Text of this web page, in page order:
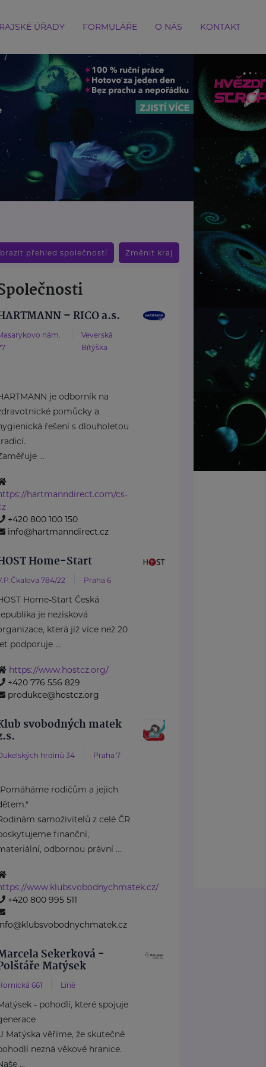
ÚŘADY FORMULÁŘE O NÁS KONTAKT
přehled společností Změnit kraj
– RICO a.s.
nám.
Veverská
Bítýška
je odborník na
pomůcky a
řešení s dlouholetou
...
hartmanndirect.com/cs-
+420 800 100 150
info@hartmanndirect.cz
Home-Start
784/22 Praha 6
Home-Start Česká
je nezisková
která již více než 20
podporuje ...
https://www.hostcz.org/
+420 776 556 829
produkce@hostcz.org
svobodných matek
hrdinů 34 Praha 7
rodičům a jejich
samoživitelů z celé ČR
finanční,
odbornou právní ...
www.klubsvobodnychmatek.cz/
+420 800 995 511
Sekerková -
Matýsek
661 Líně
- pohodlí, které spojuje
Matýska věříme, že skutečné
nezná věkové hranice.
...